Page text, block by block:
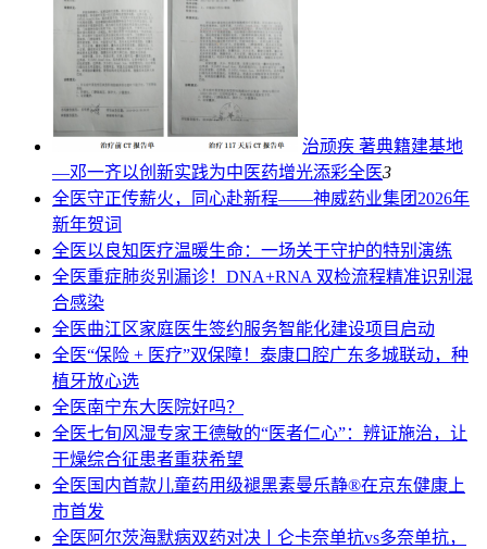
治顽疾 著典籍建基地
—邓一齐以创新实践为中医药增光添彩全医3
全医守正传薪火，同心赴新程——神威药业集团2026年
新年贺词
全医以良知医疗温暖生命：一场关于守护的特别演练
全医重症肺炎别漏诊！DNA+RNA 双检流程精准识别混
合感染
全医曲江区家庭医生签约服务智能化建设项目启动
全医“保险 + 医疗”双保障！泰康口腔广东多城联动，种
植牙放心选
全医南宁东大医院好吗？
全医七旬风湿专家王德敏的“医者仁心”：辨证施治，让
干燥综合征患者重获希望
全医 国内首款儿童药用级褪黑素曼乐静®在京东健康上
市首发
全医 阿尔茨海默病双药对决ￜ仑卡奈单抗vs多奈单抗，